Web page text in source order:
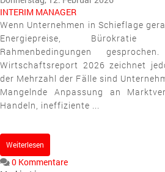
INTERIM MANAGER
Wenn Unternehmen in Schieflage
Energiepreise, Bürokratie
Rahmenbedingungen
Wirtschaftsreport 2026 zeichnet
der Mehrzahl der Fälle sind
Mangelnde Anpassung an
Handeln, ineffiziente ...
Weiterlesen
0 Kommentare